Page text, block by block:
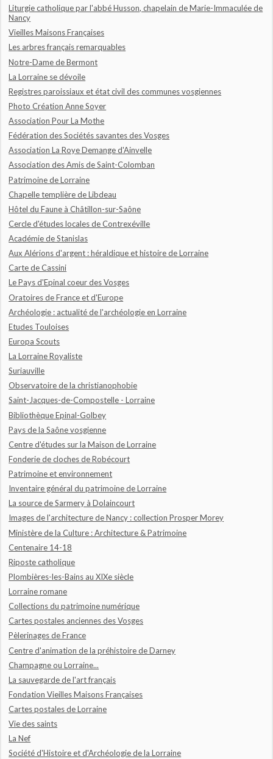
Liturgie catholique par l'abbé Husson, chapelain de Marie-Immaculée de
Nancy
Vieilles Maisons Françaises
Les arbres français remarquables
Notre-Dame de Bermont
La Lorraine se dévoile
Registres paroissiaux et état civil des communes vosgiennes
Photo Création Anne Soyer
Association Pour La Mothe
Fédération des Sociétés savantes des Vosges
Association La Roye Demange d'Ainvelle
Association des Amis de Saint-Colomban
Patrimoine de Lorraine
Chapelle templière de Libdeau
Hôtel du Faune à Châtillon-sur-Saône
Cercle d'études locales de Contrexéville
Académie de Stanislas
Aux Alérions d'argent : héraldique et histoire de Lorraine
Carte de Cassini
Le Pays d'Epinal coeur des Vosges
Oratoires de France et d'Europe
Archéologie : actualité de l'archéologie en Lorraine
Etudes Touloises
Europa Scouts
La Lorraine Royaliste
Suriauville
Observatoire de la christianophobie
Saint-Jacques-de-Compostelle - Lorraine
Bibliothèque Epinal-Golbey
Pays de la Saône vosgienne
Centre d'études sur la Maison de Lorraine
Fonderie de cloches de Robécourt
Patrimoine et environnement
Inventaire général du patrimoine de Lorraine
La source de Sarmery à Dolaincourt
Images de l'architecture de Nancy : collection Prosper Morey
Ministère de la Culture : Architecture & Patrimoine
Centenaire 14-18
Riposte catholique
Plombières-les-Bains au XIXe siècle
Lorraine romane
Collections du patrimoine numérique
Cartes postales anciennes des Vosges
Pèlerinages de France
Centre d'animation de la préhistoire de Darney
Champagne ou Lorraine...
La sauvegarde de l'art français
Fondation Vieilles Maisons Françaises
Cartes postales de Lorraine
Vie des saints
La Nef
Société d'Histoire et d'Archéologie de la Lorraine